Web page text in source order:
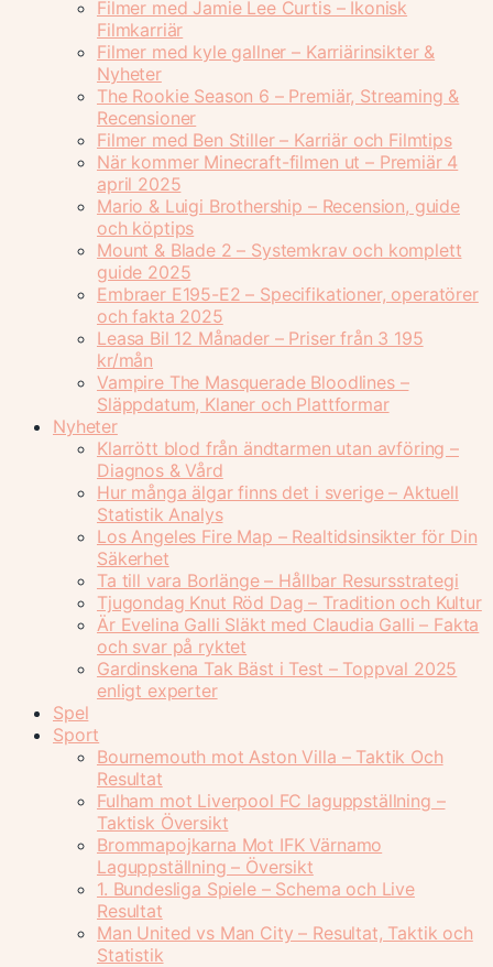
Filmer med Jamie Lee Curtis – Ikonisk
Filmkarriär
Filmer med kyle gallner – Karriärinsikter &
Nyheter
The Rookie Season 6 – Premiär, Streaming &
Recensioner
Filmer med Ben Stiller – Karriär och Filmtips
När kommer Minecraft-filmen ut – Premiär 4
april 2025
Mario & Luigi Brothership – Recension, guide
och köptips
Mount & Blade 2 – Systemkrav och komplett
guide 2025
Embraer E195-E2 – Specifikationer, operatörer
och fakta 2025
Leasa Bil 12 Månader – Priser från 3 195
kr/mån
Vampire The Masquerade Bloodlines –
Släppdatum, Klaner och Plattformar
Nyheter
Klarrött blod från ändtarmen utan avföring –
Diagnos & Vård
Hur många älgar finns det i sverige – Aktuell
Statistik Analys
Los Angeles Fire Map – Realtidsinsikter för Din
Säkerhet
Ta till vara Borlänge – Hållbar Resursstrategi
Tjugondag Knut Röd Dag – Tradition och Kultur
Är Evelina Galli Släkt med Claudia Galli – Fakta
och svar på ryktet
Gardinskena Tak Bäst i Test – Toppval 2025
enligt experter
Spel
Sport
Bournemouth mot Aston Villa – Taktik Och
Resultat
Fulham mot Liverpool FC laguppställning –
Taktisk Översikt
Brommapojkarna Mot IFK Värnamo
Laguppställning – Översikt
1. Bundesliga Spiele – Schema och Live
Resultat
Man United vs Man City – Resultat, Taktik och
Statistik